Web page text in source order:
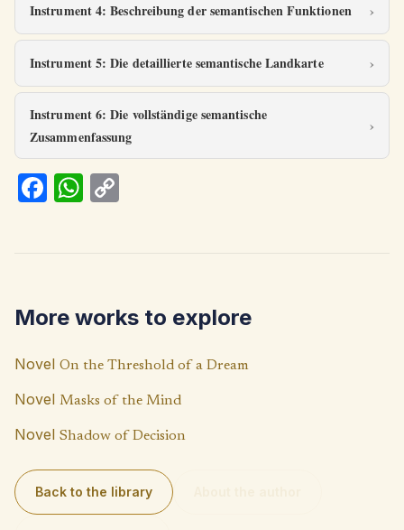
Instrument 4: Beschreibung der semantischen Funktionen
Instrument 5: Die detaillierte semantische Landkarte
Instrument 6: Die vollständige semantische
Zusammenfassung
Fa
k
W
p
p
Li
n
k
More works to explore
Novel On the Threshold of a Dream
Novel Masks of the Mind
Novel Shadow of Decision
Back to the library